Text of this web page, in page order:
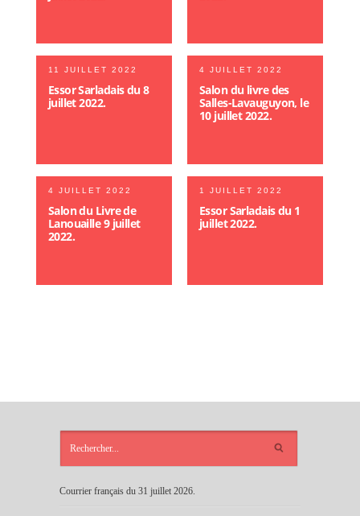
11 JUILLET 2022
Essor Sarladais du 8
juillet 2022.
4 JUILLET 2022
Salon du livre des
Salles-Lavauguyon, le
10 juillet 2022.
4 JUILLET 2022
Salon du Livre de
Lanouaille 9 juillet
2022.
1 JUILLET 2022
Essor Sarladais du 1
juillet 2022.
Courrier français du 31 juillet 2026.